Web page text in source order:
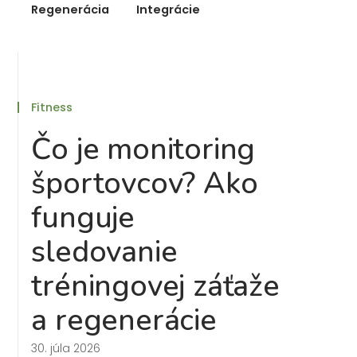
Regenerácia
Integrácie
Fitness
Čo je monitoring
športovcov? Ako
funguje
sledovanie
tréningovej záťaže
a regenerácie
30. júla 2026